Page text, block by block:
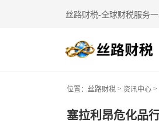
丝路财税-全球财税服务
位置： 丝路财税 > 资讯中心 >
塞拉利昂危化品